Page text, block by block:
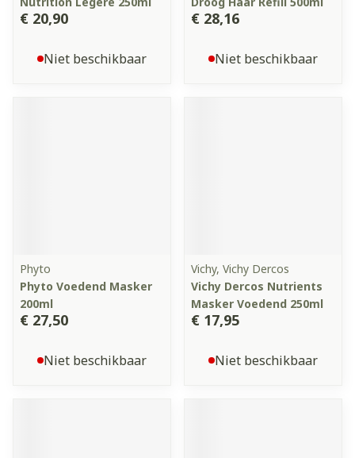
€ 20,90
Niet beschikbaar
€ 28,16
Niet beschikbaar
Phyto
Phyto Voedend Masker
200ml
€ 27,50
Niet beschikbaar
Vichy, Vichy Dercos
Vichy Dercos Nutrients
Masker Voedend 250ml
€ 17,95
Niet beschikbaar